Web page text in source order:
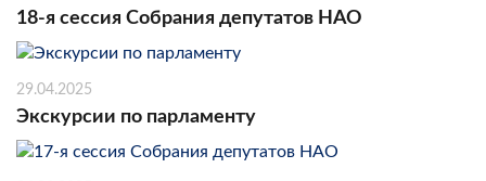
18-я сессия Собрания депутатов НАО
29.04.2025
Экскурсии по парламенту